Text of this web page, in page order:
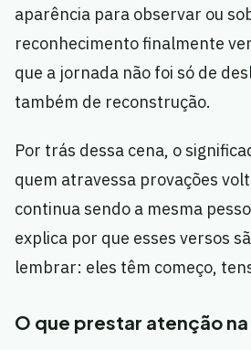
aparência para observar ou
reconhecimento finalmente
que a jornada não foi só de
também de reconstrução.
Por trás dessa cena, o
quem atravessa provações
continua sendo a mesma
explica por que esses versos
lembrar: eles têm começo,
O que prestar atenção